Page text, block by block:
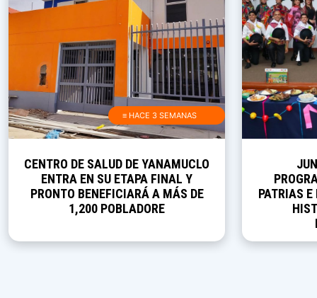
≡ HACE 3 SEMANAS
CENTRO DE SALUD DE YANAMUCLO
ENTRA EN SU ETAPA FINAL Y
PRONTO BENEFICIARÁ A MÁS DE
1,200 POBLADORE
PATRIAS